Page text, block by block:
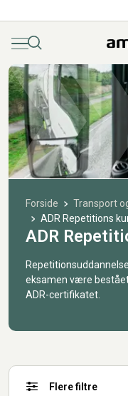
MenuSøg
Forside Transport
ADR Repetitions
ADR
eksamen være
ADR-certifikatet.
Flere filtre